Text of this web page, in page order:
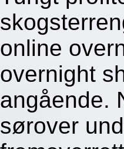
online
overnight
angående.
sørover